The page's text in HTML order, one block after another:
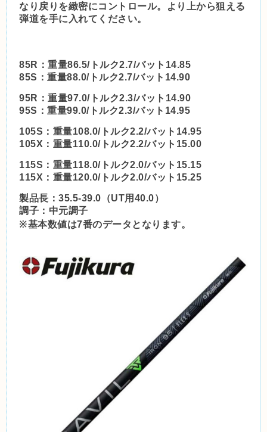
なり戻りを緻密にコントロール。より上から狙える
弾道を手に入れてください。
85R：重量86.5/トルク2.7/バット14.85
85S：重量88.0/トルク2.7/バット14.90
95R：重量97.0/トルク2.3/バット14.90
95S：重量99.0/トルク2.3/バット14.95
105S：重量108.0/トルク2.2/バット14.95
105X：重量110.0/トルク2.2/バット15.00
115S：重量118.0/トルク2.0/バット15.15
115X：重量120.0/トルク2.0/バット15.25
製品長：35.5-39.0（UT用40.0）
調子：中元調子
※基本数値は7番のデータとなります。